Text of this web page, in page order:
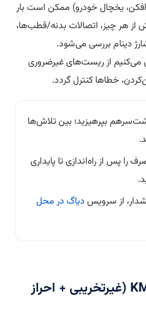
یخچال خودرو) ممکن است بار
از هر چیز، اتصالات بدنه/قطب‌ها،
دینام بررسی می‌شود.
می‌کنیم از ریست‌های غیرضروری
خطاها کنترل گردد.
بپرهیزید؛ بین تلاش‌ها
پس از راه‌اندازی تا پایداری
از سرویس دیاگ در محل
باز کردن درب KMC T8 (غیرتخریبی + احراز